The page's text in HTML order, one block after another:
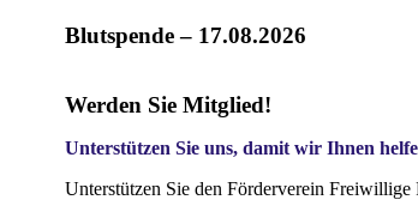
Blutspende – 17.08.2026
Werden Sie Mitglied!
Unterstützen Sie uns, damit wir Ihnen
Unterstützen Sie den Förderverein